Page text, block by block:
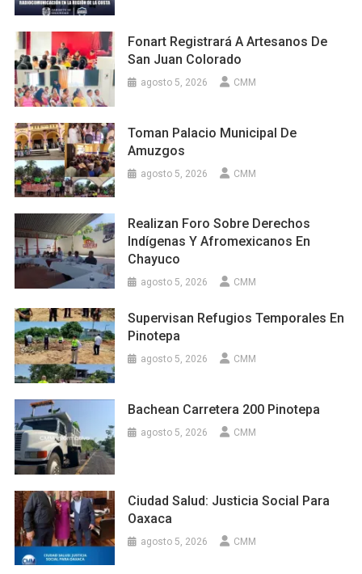
Fonart Registrará A Artesanos De
San Juan Colorado
agosto 5, 2026 CMM
Toman Palacio Municipal De
Amuzgos
agosto 5, 2026 CMM
Realizan Foro Sobre Derechos
Indígenas Y Afromexicanos En
Chayuco
agosto 5, 2026 CMM
Supervisan Refugios Temporales En
Pinotepa
agosto 5, 2026 CMM
Bachean Carretera 200 Pinotepa
agosto 5, 2026 CMM
Ciudad Salud: Justicia Social Para
Oaxaca
agosto 5, 2026 CMM